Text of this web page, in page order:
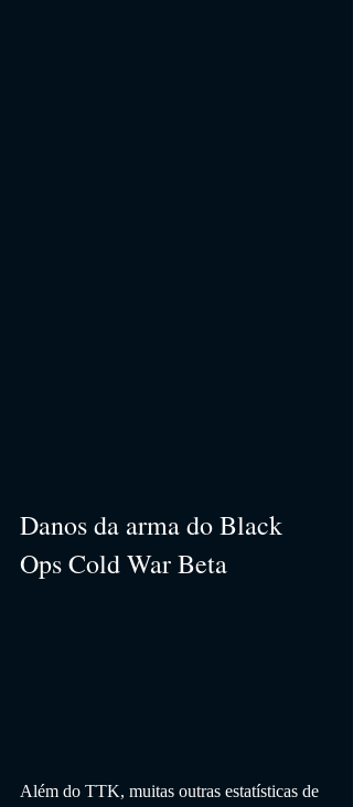
Danos da arma do Black
Ops Cold War Beta
Além do TTK, muitas outras estatísticas de